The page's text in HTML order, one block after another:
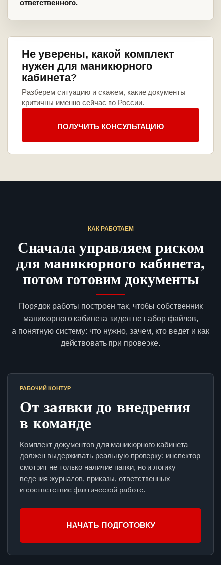
ответственного.
Не уверены, какой комплект
нужен для маникюрного
кабинета?
Разберем ситуацию и скажем, какие документы
критичны именно сейчас по России.
ПОЛУЧИТЬ КОНСУЛЬТАЦИЮ
КАК РАБОТАЕМ
Сначала управляем риском
для маникюрного кабинета,
потом готовим документы
Порядок работы построен так, чтобы собственник
маникюрного кабинета видел не набор файлов,
а понятную систему: что нужно, зачем, кто ведет и как
действовать при проверке.
РАБОЧИЙ КОНТУР
От заявки до внедрения
в команде
Комплект документов для маникюрного кабинета
должен выдерживать реальную проверку: инспектор
смотрит не только наличие папки, но и логику
ведения журналов, приказы, ответственных
и соответствие фактической работе.
НАЧАТЬ ПОДГОТОВКУ